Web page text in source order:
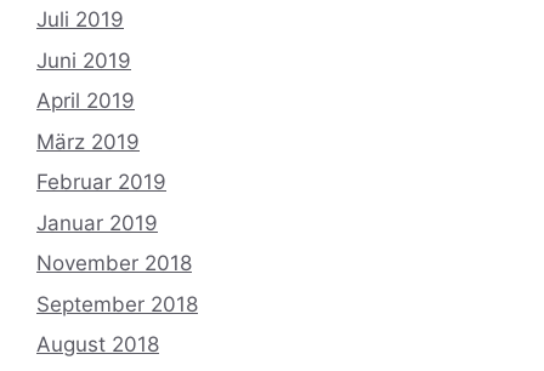
Juli 2019
Juni 2019
April 2019
März 2019
Februar 2019
Januar 2019
November 2018
September 2018
August 2018